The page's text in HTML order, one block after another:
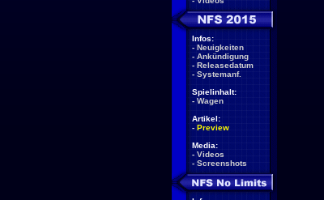
Infos:
- Neuigkeiten
- Ankündigung
- Releasedatum
- Systemanf.
Spielinhalt:
- Wagen
Artikel:
- Preview
Media:
- Videos
- Screenshots